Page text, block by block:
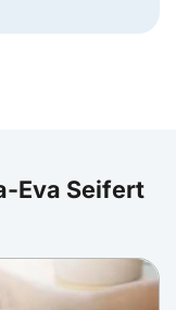
Eva Seifert